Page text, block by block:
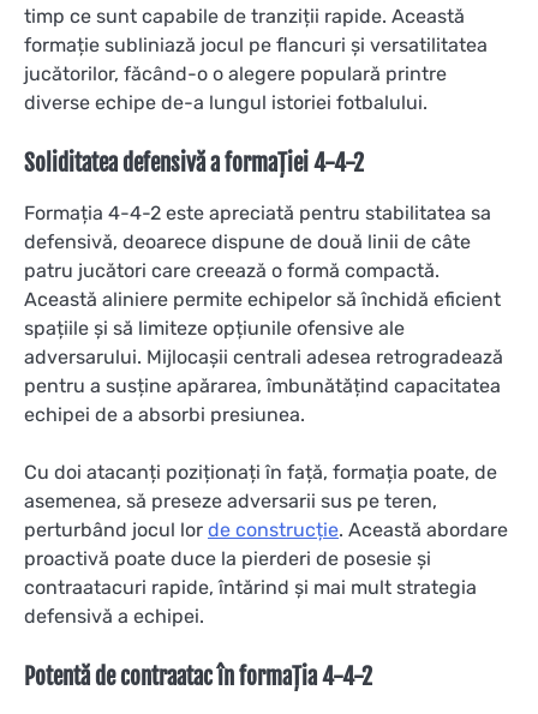
timp ce sunt capabile de tranziții rapide. Această
formație subliniază jocul pe flancuri și versatilitatea
jucătorilor, făcând-o o alegere populară printre
diverse echipe de-a lungul istoriei fotbalului.
Soliditatea defensivă a formației 4-4-2
Formația 4-4-2 este apreciată pentru stabilitatea sa
defensivă, deoarece dispune de două linii de câte
patru jucători care creează o formă compactă.
Această aliniere permite echipelor să închidă eficient
spațiile și să limiteze opțiunile ofensive ale
adversarului. Mijlocașii centrali adesea retrogradează
pentru a susține apărarea, îmbunătățind capacitatea
echipei de a absorbi presiunea.
Cu doi atacanți poziționați în față, formația poate, de
asemenea, să preseze adversarii sus pe teren,
perturbând jocul lor de construcție. Această abordare
proactivă poate duce la pierderi de posesie și
contraatacuri rapide, întărind și mai mult strategia
defensivă a echipei.
Potentă de contraatac în formația 4-4-2